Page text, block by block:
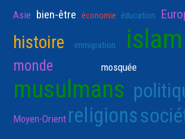
Asie bien-être économie éducation
histoire immigration islam
monde mosquée
musulmans
Moyen-Orient religions